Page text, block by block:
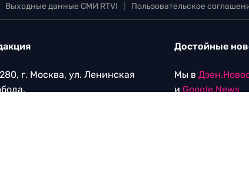
Выходные данные СМИ RTVI Пользовательское
г. Москва, ул. Ленинская
Достойные
Мы в
и Google.News